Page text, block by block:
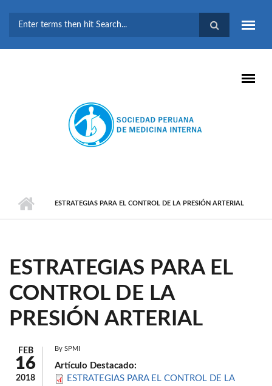
BÚSQUEDA
ESTRATEGIAS PARA EL CONTROL DE LA PRESIÓN ARTERIAL
ESTRATEGIAS PARA EL
CONTROL DE LA
PRESIÓN ARTERIAL
FEB
16
2018
By SPMI
Artículo Destacado:
ESTRATEGIAS PARA EL CONTROL DE LA